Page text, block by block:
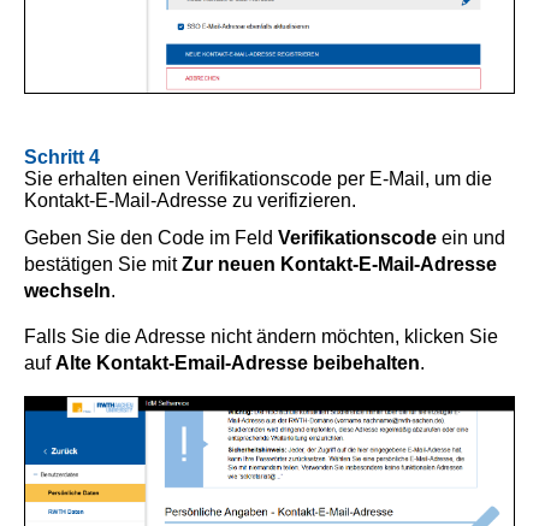
Schritt 4
Sie erhalten einen Verifikationscode per E-Mail, um die
Kontakt-E-Mail-Adresse zu verifizieren.
Geben Sie den Code im Feld Verifikationscode ein und
bestätigen Sie mitZur neuen Kontakt-E-Mail-Adresse
wechseln.
Falls Sie die Adresse nicht ändern möchten, klicken Sie
aufAlte Kontakt-Email-Adresse beibehalten.